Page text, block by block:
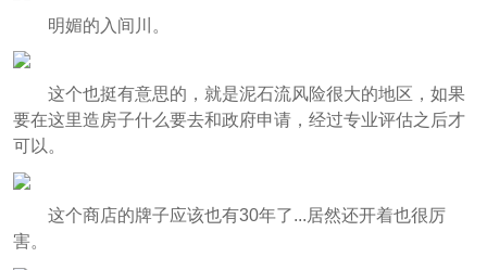
明媚的入间川。
这个也挺有意思的，就是泥石流风险很大的地区，如果
要在这里造房子什么要去和政府申请，经过专业评估之后才
可以。
这个商店的牌子应该也有30年了...居然还开着也很厉
害。